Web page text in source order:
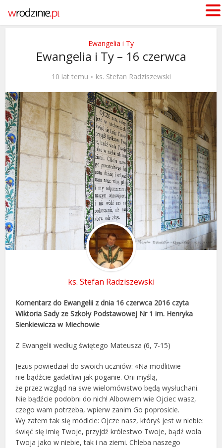
Ewangelia i Ty
Ewangelia i Ty – 16 czerwca
10 lat temu ks. Stefan Radziszewski
ks. Stefan Radziszewski
Komentarz do Ewangelii z dnia 16 czerwca 2016czyta
Wiktoria Sady ze Szkoły Podstawowej Nr 1 im. Henryka
Sienkiewicza w Miechowie
Z Ewangelii według świętego Mateusza (6, 7-15)
Jezus powiedział do swoich uczniów: «Na modlitwie
nie bądźcie gadatliwi jak poganie. Oni myślą,
że przez wzgląd na swe wielomówstwo będą wysłuchani.
Nie bądźcie podobni do nich! Albowiem wie Ojciec wasz,
czego wam potrzeba, wpierw zanim Go poprosicie.
Wy zatem tak się módlcie: Ojcze nasz, któryś jest w niebie:
święć się imię Twoje, przyjdź królestwo Twoje, bądź wola
Twoja jako w niebie, tak i na ziemi. Chleba naszego